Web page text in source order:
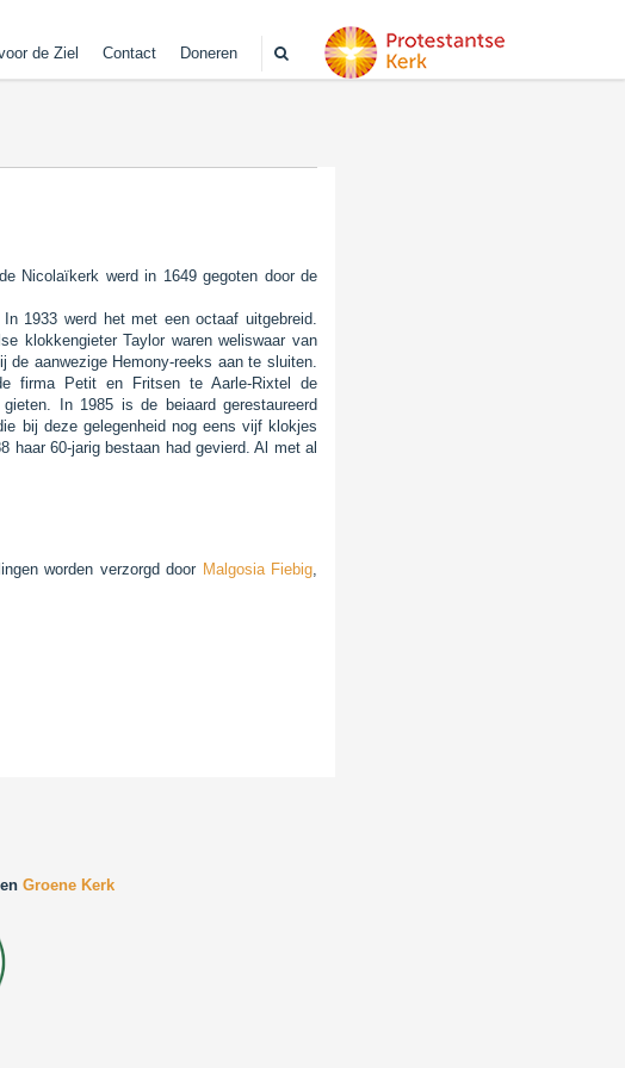
de Ziel Contact Doneren
Nicolaïkerk werd in 1649 gegoten door de
1933 werd het met een octaaf uitgebreid.
klokkengieter Taylor waren weliswaar van
de aanwezige Hemony-reeks aan te sluiten.
firma Petit en Fritsen te Aarle-Rixtel de
In 1985 is de beiaard gerestaureerd
bij deze gelegenheid nog eens vijf klokjes
haar 60-jarig bestaan had gevierd. Al met al
worden verzorgd door Malgosia Fiebig,
Groene Kerk